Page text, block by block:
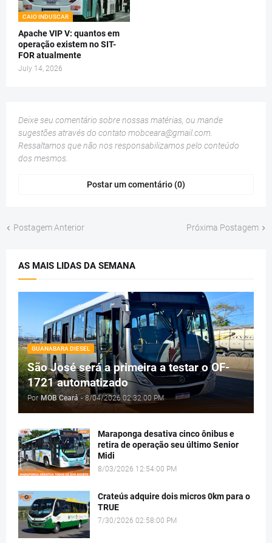
CAIO INDUSCAR
Apache VIP V: quantos em
operação existem no SIT-
FOR atualmente
July 14, 2026
Deixe seu comentário sobre nossas matérias, ou mande
sugestões através do contato mobceara@gmail.com.
Ressaltamos que não nos responsabilizamos pelo conteúdo
dos mesmos.
Postar um comentário (0)
Postagem Anterior Próxima Postagem
AS MAIS LIDAS DA SEMANA
GUANABARA DIESEL
São José será a primeira a testar o OF-
1721 automatizado
Por MOB Ceará - 8/04/2026 02:32:00 PM
Maraponga desativa cinco ônibus e
retira de operação seu último Senior
Midi
8/03/2026 12:54:00 PM
Crateús adquire dois micros 0km para o
TRUE
7/30/2026 02:58:00 PM